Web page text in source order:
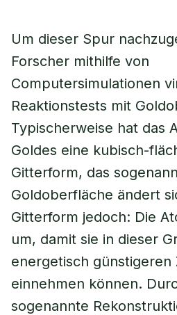
Um dieser Spur
Forscher mithilfe von
Computersimulationen
Reaktionstests mit
Typischerweise hat das
Goldes eine kubisch-
Gitterform, das
Goldoberfläche ändert
Gitterform jedoch: Die
um, damit sie in dieser
energetisch günstigeren
einnehmen können.
sogenannte